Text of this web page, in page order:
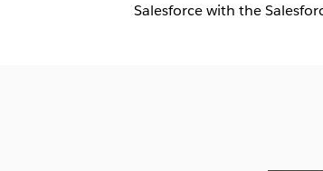
Salesforce with the